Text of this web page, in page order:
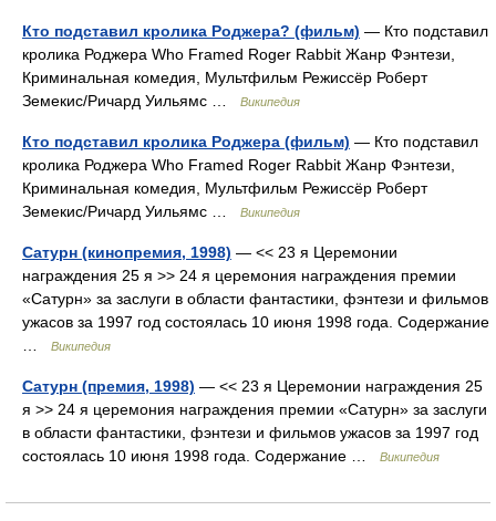
Кто подставил кролика Роджера? (фильм) — Кто подставил
кролика Роджера Who Framed Roger Rabbit Жанр Фэнтези,
Криминальная комедия, Мультфильм Режиссёр Роберт
Земекис/Ричард Уильямс …
Википедия
Кто подставил кролика Роджера (фильм) — Кто подставил
кролика Роджера Who Framed Roger Rabbit Жанр Фэнтези,
Криминальная комедия, Мультфильм Режиссёр Роберт
Земекис/Ричард Уильямс …
Википедия
Сатурн (кинопремия, 1998) — << 23 я Церемонии
награждения 25 я >> 24 я церемония награждения премии
«Сатурн» за заслуги в области фантастики, фэнтези и фильмов
ужасов за 1997 год состоялась 10 июня 1998 года. Содержание
Википедия
Сатурн (премия, 1998) — << 23 я Церемонии награждения 25
я >> 24 я церемония награждения премии «Сатурн» за заслуги
в области фантастики, фэнтези и фильмов ужасов за 1997 год
состоялась 10 июня 1998 года. Содержание …
Википедия